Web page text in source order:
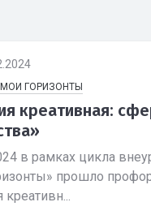
ГОРИЗОНТЫ
креативная:
в рамках цикла
прошло
креативн...